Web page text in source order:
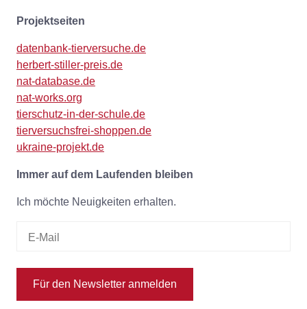
Projektseiten
datenbank-tierversuche.de
herbert-stiller-preis.de
nat-database.de
nat-works.org
tierschutz-in-der-schule.de
tierversuchsfrei-shoppen.de
ukraine-projekt.de
Immer auf dem Laufenden bleiben
Ich möchte Neuigkeiten erhalten.
Für den Newsletter anmelden